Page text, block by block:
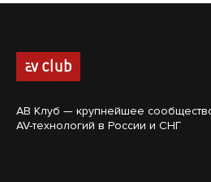
АВ Клуб — крупнейшее
AV-технологий в России и СНГ